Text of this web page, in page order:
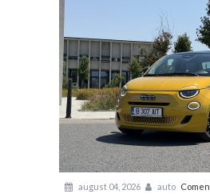
august 04, 2026 auto